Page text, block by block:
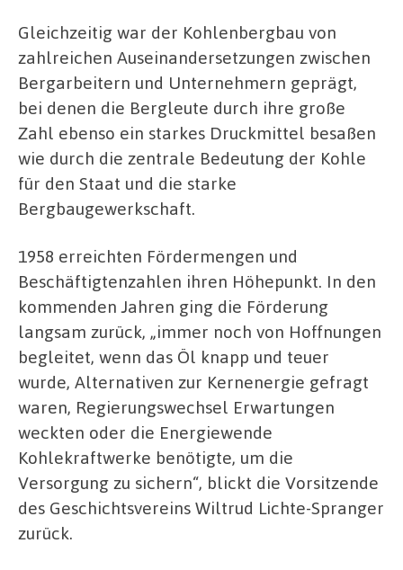
Gleichzeitig war der Kohlenbergbau von
zahlreichen Auseinandersetzungen zwischen
Bergarbeitern und Unternehmern geprägt,
bei denen die Bergleute durch ihre große
Zahl ebenso ein starkes Druckmittel besaßen
wie durch die zentrale Bedeutung der Kohle
für den Staat und die starke
Bergbaugewerkschaft.
1958 erreichten Fördermengen und
Beschäftigtenzahlen ihren Höhepunkt. In den
kommenden Jahren ging die Förderung
langsam zurück, „immer noch von Hoffnungen
begleitet, wenn das Öl knapp und teuer
wurde, Alternativen zur Kernenergie gefragt
waren, Regierungswechsel Erwartungen
weckten oder die Energiewende
Kohlekraftwerke benötigte, um die
Versorgung zu sichern“, blickt die Vorsitzende
des Geschichtsvereins Wiltrud Lichte-Spranger
zurück.